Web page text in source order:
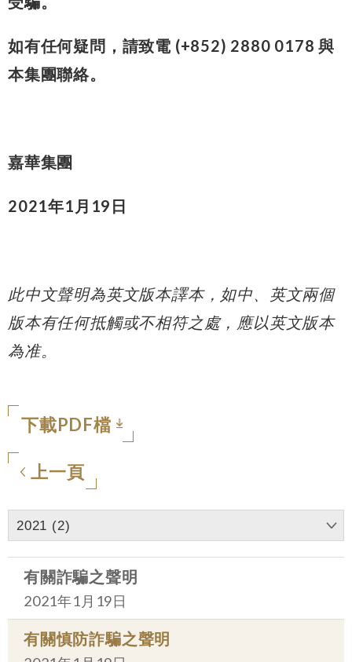
如有任何疑問，請致電 (+852) 2880 0178 與
本集團聯絡。
嘉華集團
2021年1月19日
此中文聲明為英文版本譯本，如中、英文兩個
版本有任何抵觸或不相符之處，應以英文版本
為准。
下載PDF檔
上一頁
2021 (2)
有關詐騙之聲明
2021年1月19日
有關慎防詐騙之聲明